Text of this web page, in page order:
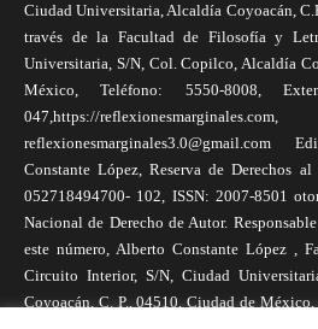
Ciudad Universitaria, Alcaldía Coyoacán,
través de la Facultad de Filosofía y
Universitaria, S/N, Col. Copilco, Alcaldía
México, Teléfono: 5550-8008,
047,https://reflexionesmarginales.com,
reflexionesmarginales3.0@gmail.com
Constante López, Reserva de Derechos
052718494700- 102, ISSN: 2007-8501
Nacional de Derecho de Autor.
este número, Alberto Constante López ,
Circuito Interior, S/N, Ciudad
Coyoacán, C. P., 04510, Ciudad de